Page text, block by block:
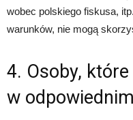
wobec polskiego fiskusa,
warunków, nie mogą
4. Osoby, które
w